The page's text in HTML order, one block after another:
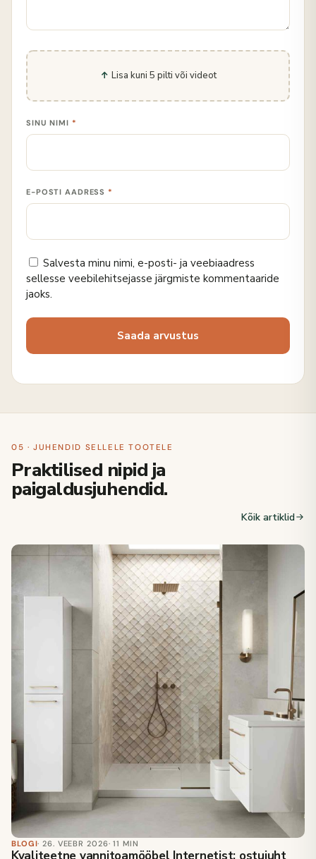
Lisa kuni 5 pilti või videot
SINU NIMI *
E-POSTI AADRESS *
Salvesta minu nimi, e-posti- ja veebiaadress
sellesse veebilehitsejasse järgmiste kommentaaride
jaoks.
05 · JUHENDID SELLELE TOOTELE
Praktilised nipid ja
paigaldusjuhendid.
Kõik artiklid
BLOGI· 26. VEEBR 2026· 11 MIN
Kvaliteetne vannitoamööbel Internetist: ostujuht